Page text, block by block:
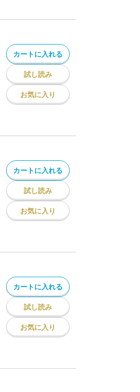
カートに入れる
試し読み
お気に入り
カートに入れる
試し読み
お気に入り
カートに入れる
試し読み
お気に入り